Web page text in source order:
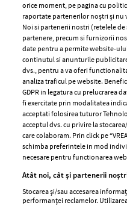
ELLE Style Awards
2024
Despre ELLE
Romania
Contact
Abonamente
GSP
orice moment, pe pagina cu
raportate partenerilor noștri și nu
Noi si partenerii nostri (retelele
partenere, precum si furnizorii
date pentru a permite website-
continutul si anunturile
dvs., pentru a va oferi
analiza traficul pe website.
GDPR in legatura cu prelucrarea
fi exercitate prin modalitatea
acceptati folosirea tuturor
acceptul dvs. cu privire la
care colaboram. Prin click pe
schimba preferintele in mod
necesare pentru functionarea
Atât noi, cât și partenerii
Stocarea și/sau accesarea
performanței reclamelor.